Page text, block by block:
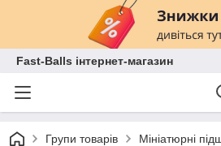
Fast-Balls інтернет-магазин
Групи товарів Мініатюрні